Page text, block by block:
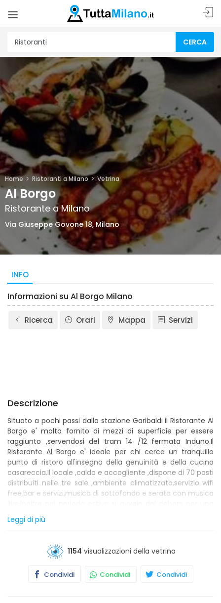
CERCA
Home Ristoranti a Milano Vetrina
Al Borgo
Ristorante a Milano
Via Giuseppe Govone 18, Milano
INFO
Informazioni su Al Borgo Milano
Ricerca Orari Mappa Servizi
Descrizione
Situato a pochi passi dalla stazione Garibaldi il Ristorante Al
Borgo e' molto fornito di mezzi di superficie per essere
raggiunto ,servendosi del tram 14 /12 fermata Induno.Il
Ristorante Al Borgo e' ideale per chi cerca un tranquillo
punto di ristoro all'insegna della genuinità e della cucina
casareccia.Il locale ,caldo e accogliente ,dispone di 70 posti
distribuiti nelle tre sale ,ambiente climatizzato,servizio wifi
free,bar e servizi,musica di sottofondo e serata con musica
piacevole serata all'aperto .Il menù spazia dal piatto più
semplice al più raffinato per soddisfare ogni tipo di palato e
semplicemente una cena con amici per apprezzare sapori
particolari alla riscoperta del gusto.Tra le varie specialità
Paestum ,pasta fresca fatta in casa con sugo di cinghiale e
Leggi di più
1154 visualizzazioni della vetrina
Condividi Condividi Condividi